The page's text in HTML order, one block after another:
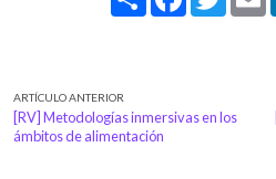
ARTÍCULO ANTERIOR
[RV] Metodologías inmersivas en los
ámbitos de alimentación